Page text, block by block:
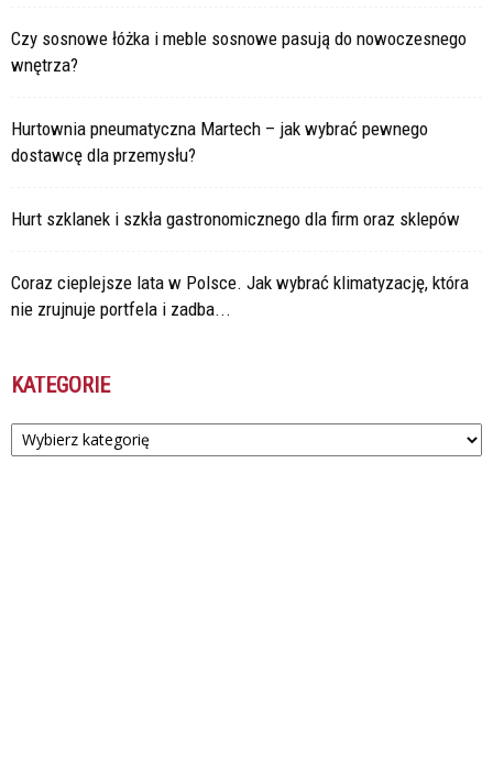
Czy sosnowe łóżka i meble sosnowe pasują do nowoczesnego
wnętrza?
Hurtownia pneumatyczna Martech – jak wybrać pewnego
dostawcę dla przemysłu?
Hurt szklanek i szkła gastronomicznego dla firm oraz sklepów
Coraz cieplejsze lata w Polsce. Jak wybrać klimatyzację, która
nie zrujnuje portfela i zadba...
KATEGORIE
Kategorie